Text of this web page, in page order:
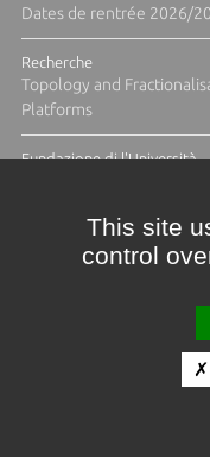
Dates de rentrée 2026/
Recherche
Topology and
Platforms
Fundazione di l'Università
Crédits et mentions
This site
control